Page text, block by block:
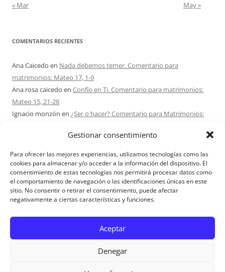
Gestionar consentimiento
Para ofrecer las mejores experiencias, utilizamos tecnologías como las
cookies para almacenar y/o acceder a la información del dispositivo. El
consentimiento de estas tecnologías nos permitirá procesar datos como
el comportamiento de navegación o las identificaciones únicas en este
sitio. No consentir o retirar el consentimiento, puede afectar
negativamente a ciertas características y funciones.
Aceptar
Denegar
« Mar
May »
COMENTARIOS RECIENTES
Ana Caicedo en Nada debemos temer. Comentario para
matrimonios: Mateo 17, 1-9
Ana rosa caicedo en Confío en Ti. Comentario para matrimonios:
Mateo 15, 21-28
Ignacio monzón en ¿Ser o hacer? Comentario para Matrimonios:
Maria Asuncion Herrero Mendezen¿Ser o hacer? Comentario para
Matrimonios: Mateo 15, 1-2. 10-14
Sandra Karina SolomitaenRETIRO MATRIMONIOS BUENOS AIRES
7 – 9 AGOSTO 2026